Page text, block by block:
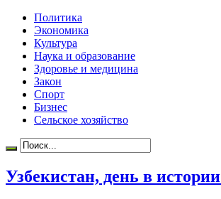
Политика
Экономика
Культура
Наука и образование
Здоровье и медицина
Закон
Спорт
Бизнес
Сельское хозяйство
Узбекистан, день в